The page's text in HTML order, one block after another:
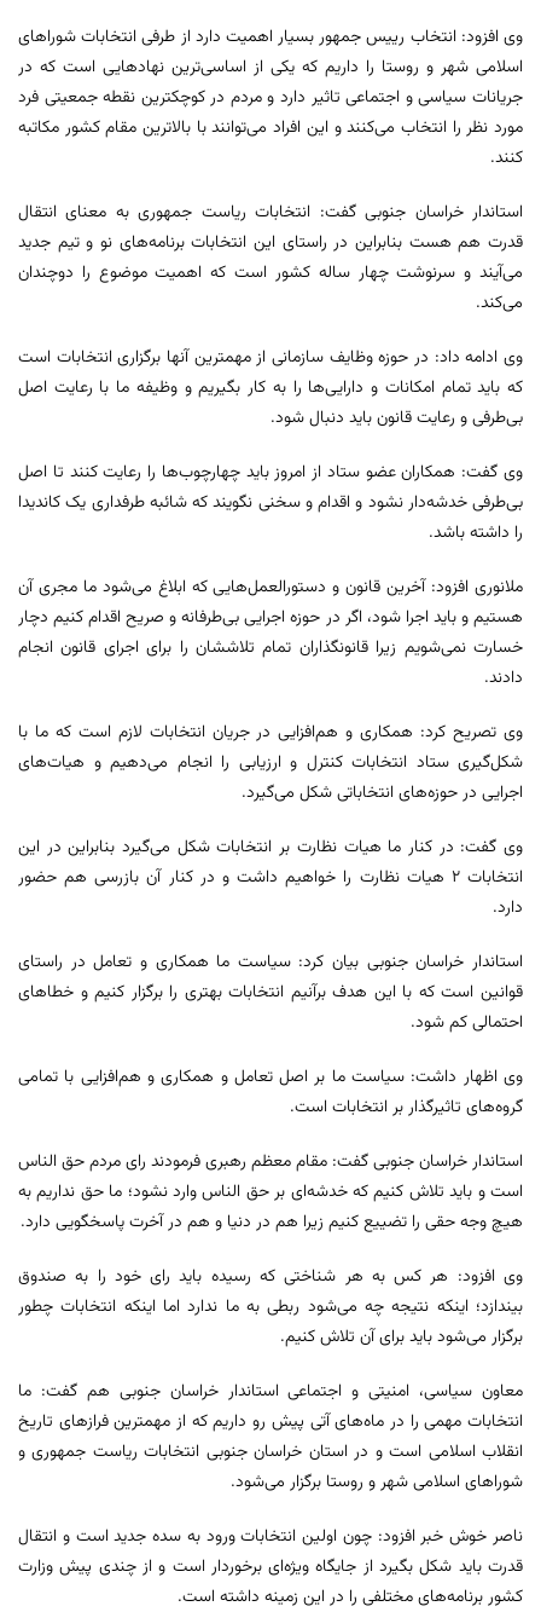
وی افزود: انتخاب رییس جمهور بسیار اهمیت دارد از طرفی انتخابات شوراهای
اسلامی شهر و روستا را داریم که یکی از اساسی‌ترین نهادهایی است که در
جریانات سیاسی و اجتماعی تاثیر دارد و مردم در کوچکترین نقطه جمعیتی فرد
مورد نظر را انتخاب می‌کنند و این افراد می‌توانند با بالاترین مقام کشور مکاتبه
کنند.
استاندار خراسان جنوبی گفت: انتخابات ریاست جمهوری به معنای انتقال
قدرت هم هست بنابراین در راستای این انتخابات برنامه‌های نو و تیم جدید
می‌آیند و سرنوشت چهار ساله کشور است که اهمیت موضوع را دوچندان
می‌کند.
وی ادامه داد: در حوزه وظایف سازمانی از مهمترین آنها برگزاری انتخابات است
که باید تمام امکانات و دارایی‌ها را به کار بگیریم و وظیفه ما با رعایت اصل
بی‌طرفی و رعایت قانون باید دنبال شود.
وی گفت: همکاران عضو ستاد از امروز باید چهارچوب‌ها را رعایت کنند تا اصل
بی‌طرفی خدشه‌دار نشود و اقدام و سخنی نگویند که شائبه طرفداری یک کاندیدا
را داشته باشد.
ملانوری افزود: آخرین قانون و دستورالعمل‌هایی که ابلاغ می‌شود ما مجری آن
هستیم و باید اجرا شود، اگر در حوزه اجرایی بی‌طرفانه و صریح اقدام کنیم دچار
خسارت نمی‌شویم زیرا قانونگذاران تمام تلاششان را برای اجرای قانون انجام
دادند.
وی تصریح کرد: همکاری و هم‌افزایی در جریان انتخابات لازم است که ما با
شکل‌گیری ستاد انتخابات کنترل و ارزیابی را انجام می‌دهیم و هیات‌های
اجرایی در حوزه‌های انتخاباتی شکل می‌گیرد.
وی گفت: در کنار ما هیات نظارت بر انتخابات شکل می‌گیرد بنابراین در این
انتخابات ۲ هیات نظارت را خواهیم داشت و در کنار آن بازرسی هم حضور
دارد.
استاندار خراسان جنوبی بیان کرد: سیاست ما همکاری و تعامل در راستای
قوانین است که با این هدف برآنیم انتخابات بهتری را برگزار کنیم و خطاهای
احتمالی کم شود.
وی اظهار داشت: سیاست ما بر اصل تعامل و همکاری و هم‌افزایی با تمامی
گروه‌های تاثیرگذار بر انتخابات است.
استاندار خراسان جنوبی گفت: مقام معظم رهبری فرمودند رای مردم حق الناس
است و باید تلاش کنیم که خدشه‌ای بر حق الناس وارد نشود؛ ما حق نداریم به
هیچ وجه حقی را تضییع کنیم زیرا هم در دنیا و هم در آخرت پاسخگویی دارد.
وی افزود: هر کس به هر شناختی که رسیده باید رای خود را به صندوق
بیندازد؛ اینکه نتیجه چه می‌شود ربطی به ما ندارد اما اینکه انتخابات چطور
برگزار می‌شود باید برای آن تلاش کنیم.
معاون سیاسی، امنیتی و اجتماعی استاندار خراسان جنوبی هم گفت: ما
انتخابات مهمی را در ماه‌های آتی پیش رو داریم که از مهمترین فرازهای تاریخ
انقلاب اسلامی است و در استان خراسان جنوبی انتخابات ریاست جمهوری و
شوراهای اسلامی شهر و روستا برگزار می‌شود.
ناصر خوش خبر افزود: چون اولین انتخابات ورود به سده جدید است و انتقال
قدرت باید شکل بگیرد از جایگاه ویژه‌ای برخوردار است و از چندی پیش وزارت
کشور برنامه‌های مختلفی را در این زمینه داشته است.